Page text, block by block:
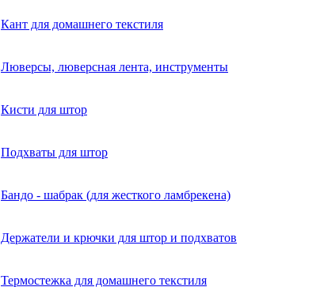
Кант для домашнего текстиля
Люверсы, люверсная лента, инструменты
Кисти для штор
Подхваты для штор
Бандо - шабрак (для жесткого ламбрекена)
Держатели и крючки для штор и подхватов
Термостежка для домашнего текстиля